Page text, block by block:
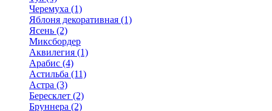
Черемуха (1)
Яблоня декоративная (1)
Ясень (2)
Миксбордер
Аквилегия (1)
Арабис (4)
Астильба (11)
Астра (3)
Бересклет (2)
Бруннера (2)